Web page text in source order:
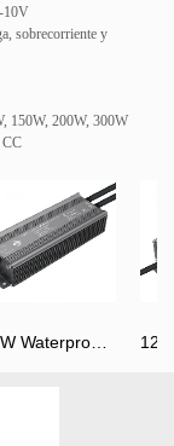
10V
sobrecorriente y
150W, 200W, 300W
100W Waterproof LED Power Supply Manufacturer Wholesale